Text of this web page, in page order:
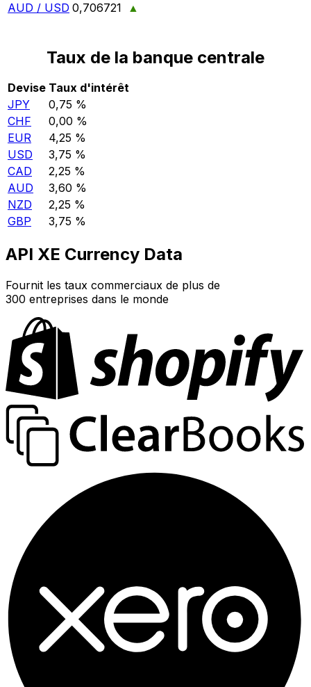
AUD / USD 0,706721 ▲
Taux de la banque centrale
Devise Taux d'intérêt
JPY
0,75 %
CHF
0,00 %
EUR
4,25 %
USD
3,75 %
CAD
2,25 %
AUD
3,60 %
NZD
2,25 %
GBP
3,75 %
API XE Currency Data
Fournit les taux commerciaux de plus de
300 entreprises dans le monde